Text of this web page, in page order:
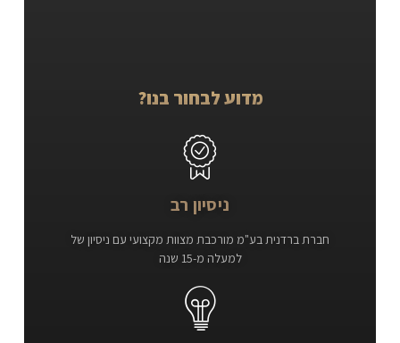
מדוע לבחור בנו?
ניסיון רב
חברת ברדנית בע"מ מורכבת מצוות מקצועי עם ניסיון של
למעלה מ-15 שנה